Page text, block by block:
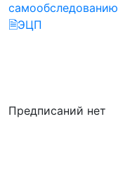
самообследованию
🗎ЭЦП
Предписаний нет